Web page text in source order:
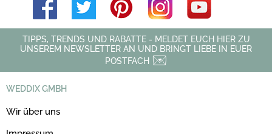
TIPPS, TRENDS UND RABATTE - MELDET EUCH HIER ZU
UNSEREM NEWSLETTER AN UND BRINGT LIEBE IN EUER
POSTFACH
WEDDIX GMBH
Wir über uns